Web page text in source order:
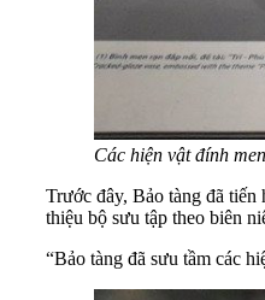
Các hiện vật đính
Trước đây, Bảo tàng đã
thiệu bộ sưu tập theo biên
“Bảo tàng đã sưu tầm các